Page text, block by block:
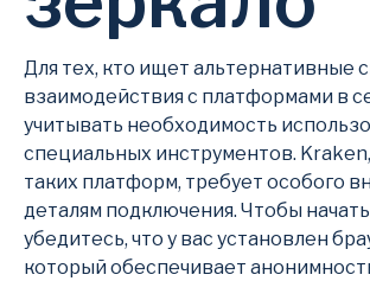
Для тех, кто ищет альтернативные
взаимодействия с платформами в
учитывать необходимость
специальных инструментов.
таких платформ, требует особого
деталям подключения. Чтобы
убедитесь, что у вас установлен
который обеспечивает